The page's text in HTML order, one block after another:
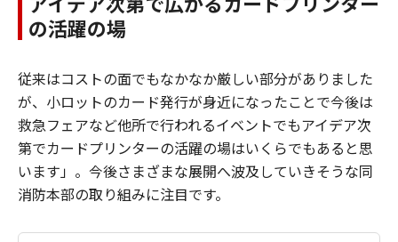
の活躍の場
従来はコストの面でもなかなか厳しい部分がありました
が、小ロットのカード発行が身近になったことで今後は
救急フェアなど他所で行われるイベントでもアイデア次
第でカードプリンターの活躍の場はいくらでもあると思
います」。今後さまざまな展開へ波及していきそうな同
消防本部の取り組みに注目です。